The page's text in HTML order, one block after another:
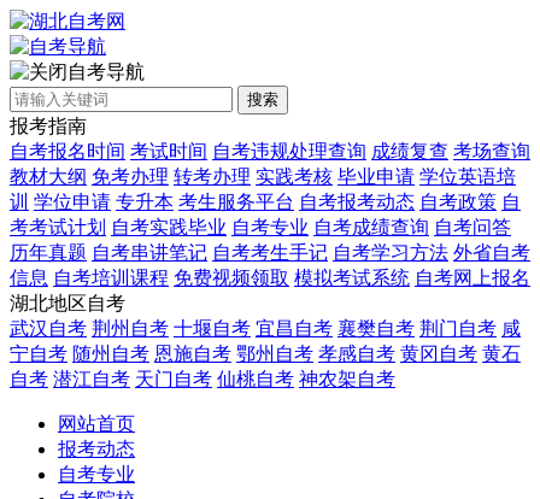
自考导航
搜索
报考指南
自考报名时间 考试时间 自考违规处理查询 成绩复查 考场查询
教材大纲 免考办理 转考办理 实践考核 毕业申请 学位英语培
训 学位申请 专升本 考生服务平台 自考报考动态 自考政策 自
考考试计划 自考实践毕业 自考专业 自考成绩查询 自考问答
历年真题 自考串讲笔记 自考考生手记 自考学习方法 外省自考
信息 自考培训课程 免费视频领取 模拟考试系统 自考网上报名
湖北地区自考
武汉自考 荆州自考 十堰自考 宜昌自考 襄樊自考 荆门自考 咸
宁自考 随州自考 恩施自考 鄂州自考 孝感自考 黄冈自考 黄石
自考 潜江自考 天门自考 仙桃自考 神农架自考
网站首页
报考动态
自考专业